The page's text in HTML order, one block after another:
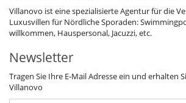
Villanovo ist eine spezialisierte Agentur für die
Luxusvillen für Nördliche Sporaden:
willkommen, Hauspersonal, Jacuzzi, etc.
Newsletter
Tragen Sie Ihre E-Mail Adresse ein und erhalten
Villanovo